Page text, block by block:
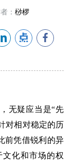
： 桫椤
无疑应当是“先
对相对稳定的历
前凭借锐利的异
化和市场的权